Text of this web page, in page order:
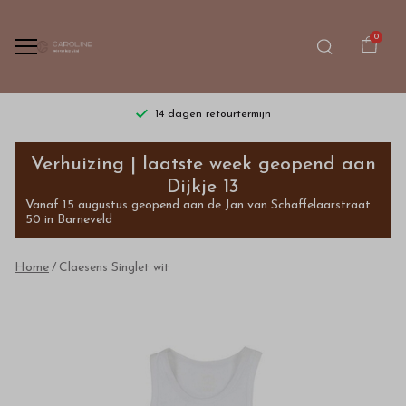
0
14 dagen retourtermijn
Claesens
Singlet
wit
kinderkleding
Verhuizing | laatste week geopend aan
Dijkje 13
Vanaf 15 augustus geopend aan de Jan van Schaffelaarstraat
50 in Barneveld
Home Claesens Singlet wit